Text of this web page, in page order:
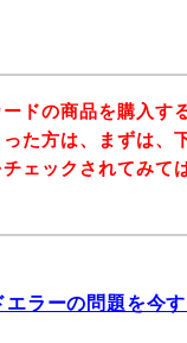
ドの商品を購入す
た方は、まずは、
ェックされてみて
ラーの問題を今